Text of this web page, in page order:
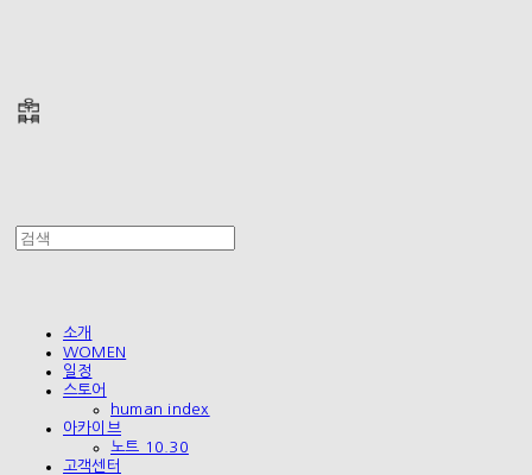
소개
WOMEN
일정
스토어
human index
아카이브
노트 10.30
고객센터